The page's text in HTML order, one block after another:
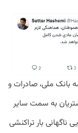
بانک ملی، صادرات و
به سمت سایر
بار تراکنشی